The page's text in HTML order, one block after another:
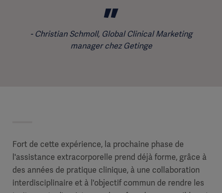
Christian Schmoll, Global Clinical Marketing
manager chez Getinge
Fort de cette expérience, la prochaine phase de
l'assistance extracorporelle prend déjà forme, grâce à
des années de pratique clinique, à une collaboration
interdisciplinaire et à l'objectif commun de rendre les